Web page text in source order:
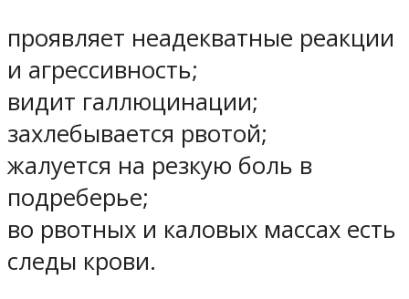
проявляет неадекватные реакции
и агрессивность;
видит галлюцинации;
захлебывается рвотой;
жалуется на резкую боль в
подреберье;
во рвотных и каловых массах есть
следы крови.